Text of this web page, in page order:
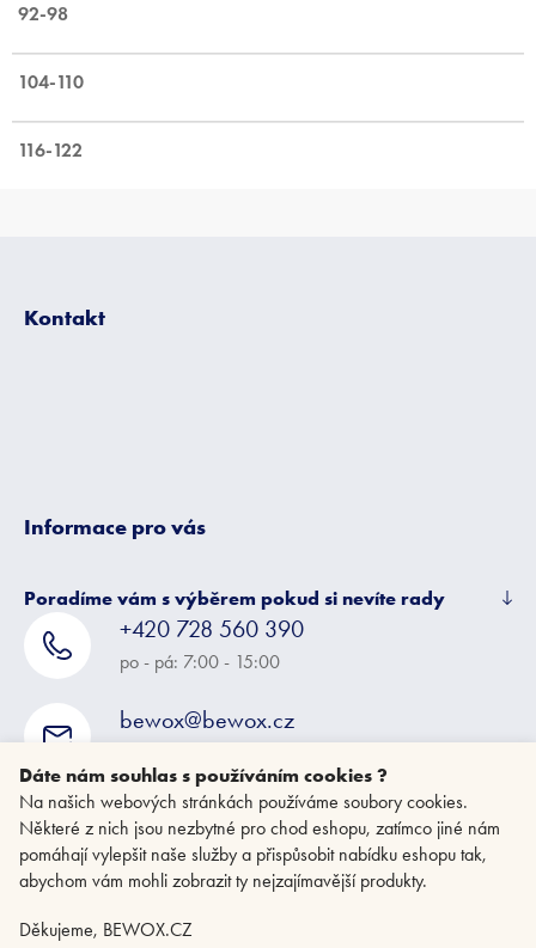
Dáte nám souhlas s používáním cookies ?
Na našich webových stránkách používáme soubory cookies.
Některé z nich jsou nezbytné pro chod eshopu, zatímco jiné nám
pomáhají vylepšit naše služby a přispůsobit nabídku eshopu tak,
abychom vám mohli zobrazit ty nejzajímavější produkty.
Děkujeme, BEWOX.CZ
92-98
104-110
116-122
Kontakt
Informace pro vás
Poradíme vám s výběrem pokud si nevíte rady
+420 728 560 390
po - pá: 7:00 - 15:00
bewox@bewox.cz